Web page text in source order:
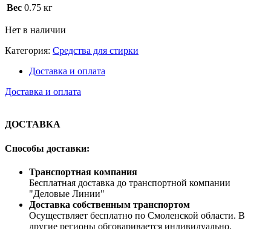
Вес 0.75 кг
Нет в наличии
Категория: Средства для стирки
Доставка и оплата
Доставка и оплата
ДОСТАВКА
Способы доставки:
Транспортная компания
Бесплатная доставка до транспортной компании
"Деловые Линии"
Доставка собственным транспортом
Осуществляет бесплатно по Смоленской области. В
другие регионы обговаривается индивидуально.